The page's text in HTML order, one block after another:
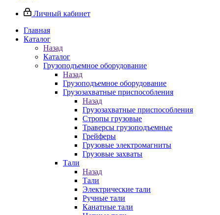
Личный кабинет
Главная
Каталог
Назад
Каталог
Грузоподъемное оборудование
Назад
Грузоподъемное оборудование
Грузозахватные приспособления
Назад
Грузозахватные приспособления
Стропы грузовые
Траверсы грузоподъемные
Грейферы
Грузовые электромагниты
Грузовые захваты
Тали
Назад
Тали
Электрические тали
Ручные тали
Канатные тали